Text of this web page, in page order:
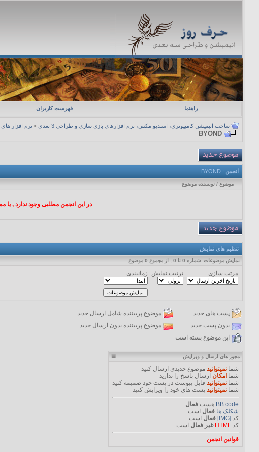
راهنما فهرست کاربران
ساخت انیمیشن کامپیوتری، استدیو مکس، نرم افزارهای بازی سازی و طراحی 3 بعدی > نرم افزار
BYOND
انجمن : BYOND
موضوع / نویسنده موضوع
در این انجمن مطلبی وجود ندارد ,
تنظیم های نمایش
نمایش موضوعات: شماره 0 تا 0 , از مجموع ‍0 موضوع
مرتب سازی ترتیب نمایش زمانبندی
پست های جدید
موضوع پربیننده شامل ارسال جدید
بدون پست جدید
موضوع پربیننده بدون ارسال جدید
این موضوع بسته است
مجوز های ارسال و ویرایش
شما نمیتوانیدموضوع جدیدی ارسال کنید
شما امکانارسال پاسخ را ندارید
شما نمیتوانیدفایل پیوست در پست خود ضمیمه کنید
شما نمیتوانیدپست های خود را ویرایش کنید
BB code هست فعال
شکلک ها فعال است
کد [IMG] فعال است
کد HTML غیر فعال است
قوانین انجمن